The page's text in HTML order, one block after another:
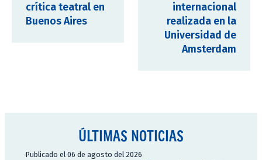
crítica teatral en
Buenos Aires
internacional
realizada en la
Universidad de
Amsterdam
ÚLTIMAS NOTICIAS
Publicado el 06 de agosto del 2026